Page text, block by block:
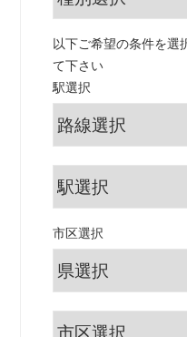
以下ご希望の条件を選
て下さい
駅選択
市区選択